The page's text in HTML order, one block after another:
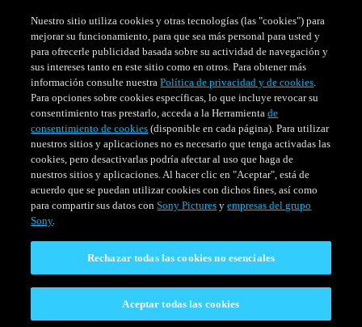
SERIESHORARIO
Venezuela
Nuestro sitio utiliza cookies y otras tecnologías (las "cookies") para
mejorar su funcionamiento, para que sea más personal para usted y
para ofrecerle publicidad basada sobre su actividad de navegación y
sus intereses tanto en este sitio como en otros. Para obtener más
información consulte nuestraPolítica de privacidad y de cookies.
Para opciones sobre cookies específicas, lo que incluye revocar su
consentimiento tras prestarlo, acceda a la Herramientade
consentimiento de cookies (disponible en cada página). Para utilizar
nuestros sitios y aplicaciones no es necesario que tenga activadas las
cookies, pero desactivarlas podría afectar al uso que haga de
nuestros sitios y aplicaciones. Al hacer clic en "Aceptar", está de
acuerdo que se puedan utilizar cookies con dichos fines, así como
para compartir sus datos conSony Pictures yempresas del grupo
Sony.
Rechazar todas las cookies no esenciales
Aceptar todas las cookies